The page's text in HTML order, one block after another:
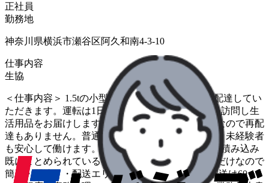
正社員
勤務地
神奈川県横浜市瀬谷区阿久和南4-3-10
仕事内容
生協
＜仕事内容＞ 1.5tの小型トラックで生協の商品を配達してい
ただきます。運転は1日1～2時間ほどで同じお宅を訪問し生
活用品をお届けします。留守の場合は「置き配」なので再配
達もありません。普通免許可に加え、研修もあり、未経験者
も安心して働けます。 ＜お仕事の流れ＞ ・荷物の積み込み
既にまとめられている荷物をトラックに積み込むだけなので
簡単・配達・・配送エリア&ルート固定、1日の配送は60～